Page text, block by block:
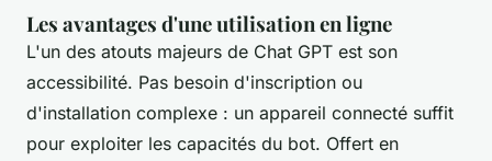
Les avantages d'une utilisation en ligne
L'un des atouts majeurs de Chat GPT est son
accessibilité. Pas besoin d'inscription ou
d'installation complexe : un appareil connecté suffit
pour exploiter les capacités du bot. Offert en